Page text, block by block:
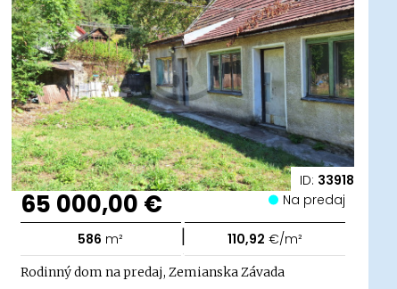
ID: 33918
65 000,00 € Na predaj
586 m² | 110,92 €/m²
Rodinný dom na predaj, Zemianska Závada